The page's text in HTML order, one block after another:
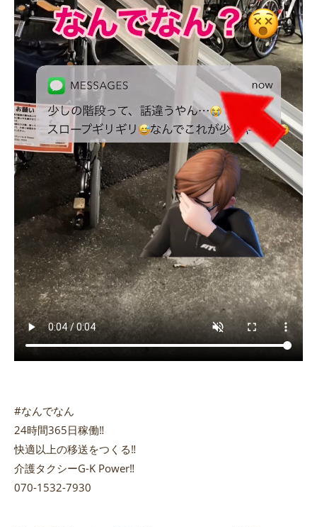
#なんでなん
24時間365日稼働‼️
快適以上の移送をつくる‼️
介護タクシーG-K Power‼️
070-1532-7930